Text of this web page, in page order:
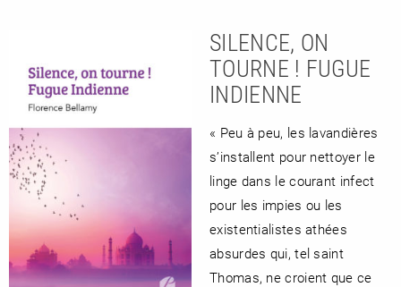
SILENCE, ON
TOURNE ! FUGUE
INDIENNE
« Peu à peu, les lavandières
s’installent pour nettoyer le
linge dans le courant infect
pour les impies ou les
existentialistes athées
absurdes qui, tel saint
Thomas, ne croient que ce